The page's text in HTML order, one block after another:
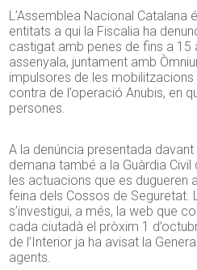
L’Assemblea Nacional Catalana
entitats a qui la Fiscalia ha
castigat amb penes de fins a 15
assenyala, juntament amb
impulsores de les mobilitzacions
contra de l’operació Anubis, en
persones.
A la denúncia presentada davant
demana també a la Guàrdia
les actuacions que es dugueren
feina dels Cossos de Seguretat.
s’investigui, a més, la web que
cada ciutadà el pròxim 1
de l’Interior ja ha avisat la
agents.